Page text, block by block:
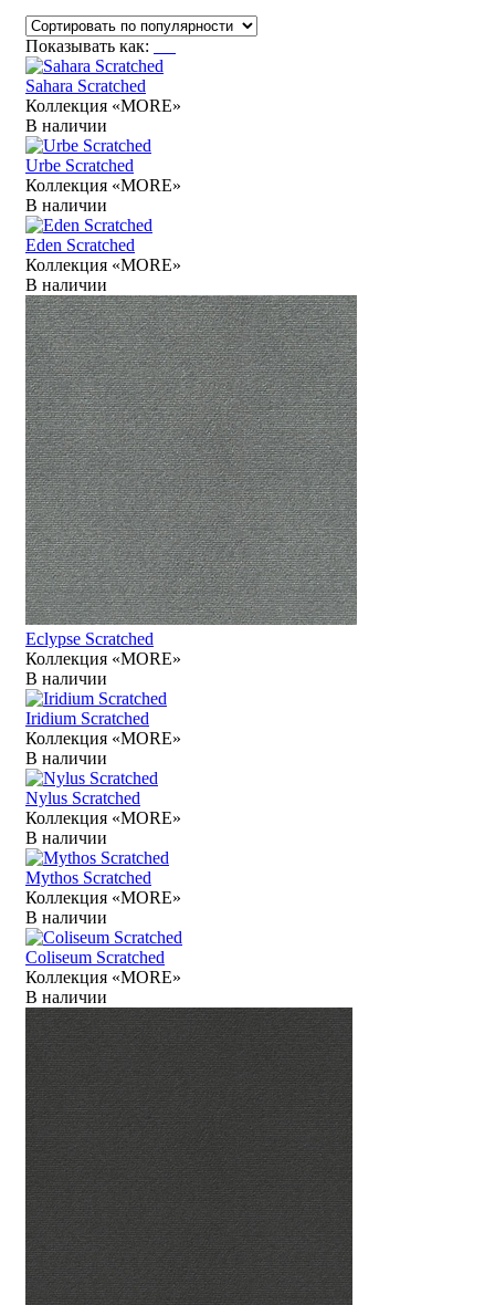
Показывать как:
Sahara Scratched
Коллекция «MORE»
В наличии
Urbe Scratched
Коллекция «MORE»
В наличии
Eden Scratched
Коллекция «MORE»
В наличии
Eclypse Scratched
Коллекция «MORE»
В наличии
Iridium Scratched
Коллекция «MORE»
В наличии
Nylus Scratched
Коллекция «MORE»
В наличии
Mythos Scratched
Коллекция «MORE»
В наличии
Coliseum Scratched
Коллекция «MORE»
В наличии